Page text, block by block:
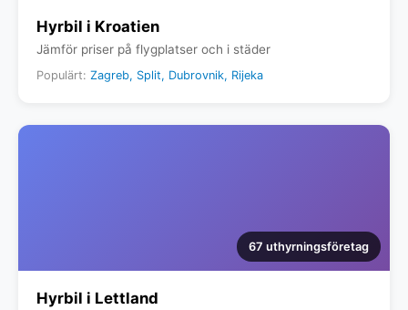
Hyrbil i Kroatien
Jämför priser på flygplatser och i städer
Populärt: Zagreb, Split, Dubrovnik, Rijeka
67 uthyrningsföretag
Hyrbil i Lettland